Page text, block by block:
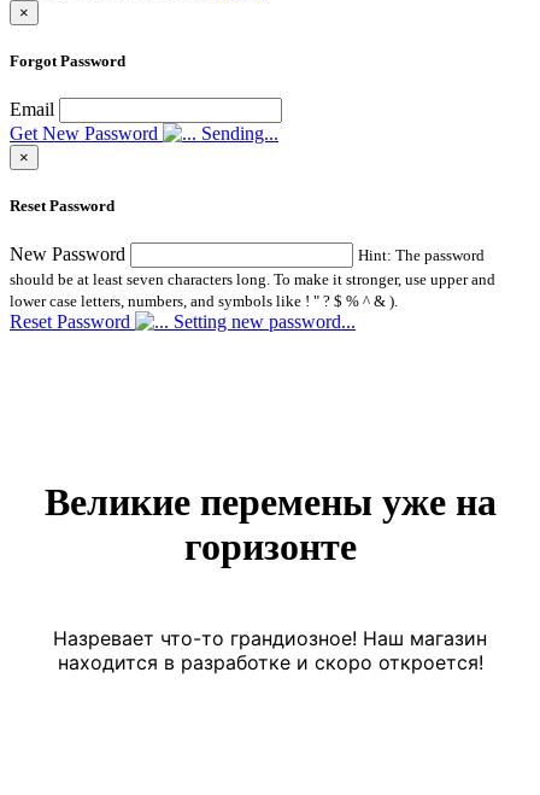
×
Forgot Password
Email
Get New Password
Sending...
×
Reset Password
New Password
Hint: The password
should be at least seven characters long. To make it stronger, use upper and
lower case letters, numbers, and symbols like ! " ? $ % ^ & ).
Reset Password Setting new password...
Великие перемены уже на
горизонте
Назревает что-то грандиозное! Наш магазин
находится в разработке и скоро откроется!